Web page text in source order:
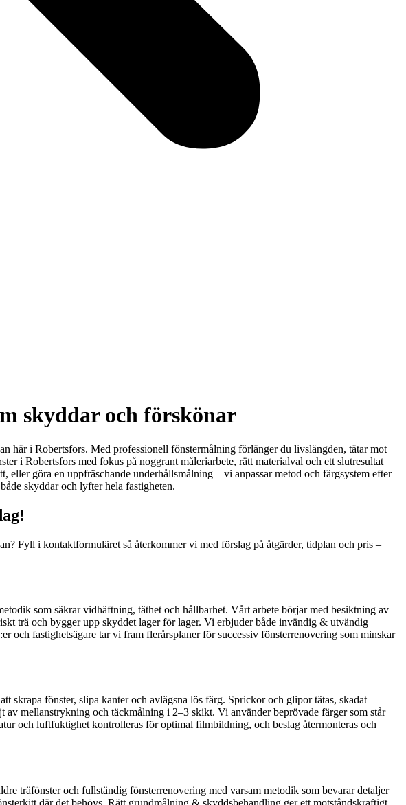
skyddar och förskönar
här i Robertsfors. Med professionell fönstermålning förlänger du livslängden, tätar mot
i Robertsfors med fokus på noggrant måleriarbete, rätt materialval och ett slutresultat
göra en uppfräschande underhållsmålning – vi anpassar metod och färgsystem efter
skyddar och lyfter hela fastigheten.
Fyll i kontaktformuläret så återkommer vi med förslag på åtgärder, tidplan och pris –
som säkrar vidhäftning, täthet och hållbarhet. Vårt arbete börjar med besiktning av
trä och bygger upp skyddet lager för lager. Vi erbjuder både invändig & utvändig
fastighetsägare tar vi fram flerårsplaner för successiv fönsterrenovering som minskar
skrapa fönster, slipa kanter och avlägsna lös färg. Sprickor och glipor tätas, skadat
mellanstrykning och täckmålning i 2–3 skikt. Vi använder beprövade färger som står
och luftfuktighet kontrolleras för optimal filmbildning, och beslag återmonteras och
träfönster och fullständig fönsterrenovering med varsam metodik som bevarar detaljer
där det behövs. Rätt grundmålning & skyddsbehandling ger ett motståndskraftigt